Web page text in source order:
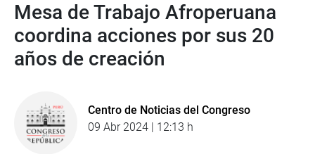
Mesa de Trabajo Afroperuana
coordina acciones por sus 20
años de creación
Centro de Noticias del Congreso
09 Abr 2024 | 12:13 h